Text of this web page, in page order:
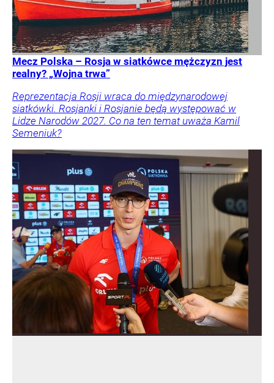
Mecz Polska – Rosja w siatkówce mężczyzn jest
realny? „Wojna trwa”
Reprezentacja Rosji wraca do międzynarodowej
siatkówki. Rosjanki i Rosjanie będą występować w
Lidze Narodów 2027. Co na ten temat uważa Kamil
Semeniuk?